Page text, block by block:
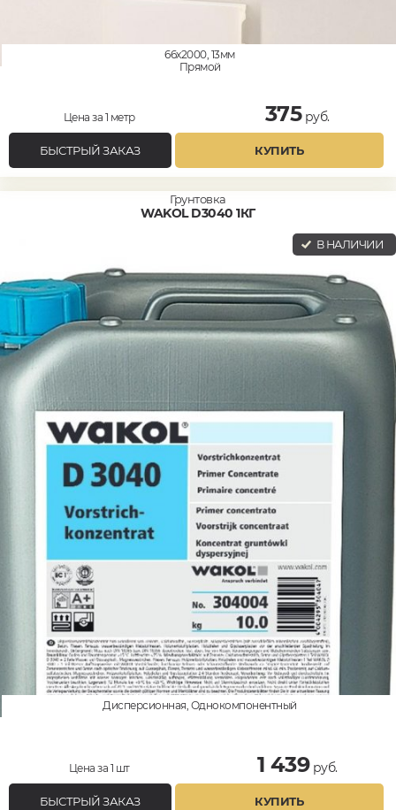
66x2000, 13мм
Прямой
Цена за 1 метр 375руб.
БЫСТРЫЙ ЗАКАЗ КУПИТЬ
Грунтовка
WAKOL D3040 1КГ
В НАЛИЧИИ
Дисперсионная, Однокомпонентный
Цена за 1 шт 1 439руб.
БЫСТРЫЙ ЗАКАЗ КУПИТЬ